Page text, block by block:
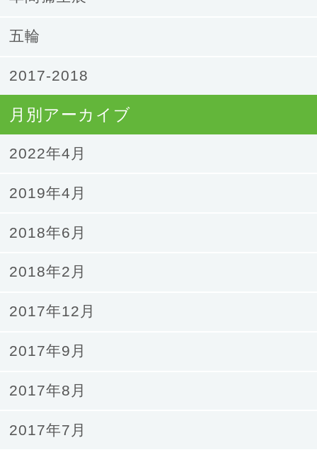
五輪
2017-2018
月別アーカイブ
2022年4月
2019年4月
2018年6月
2018年2月
2017年12月
2017年9月
2017年8月
2017年7月